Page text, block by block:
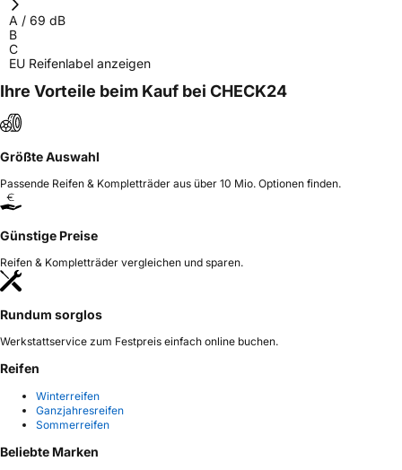
A / 69 dB
B
C
EU Reifenlabel anzeigen
Ihre Vorteile beim Kauf bei CHECK24
Größte Auswahl
Passende Reifen & Kompletträder aus über 10 Mio. Optionen finden.
Günstige Preise
Reifen & Kompletträder vergleichen und sparen.
Rundum sorglos
Werkstattservice zum Festpreis einfach online buchen.
Reifen
Winterreifen
Ganzjahresreifen
Sommerreifen
Beliebte Marken